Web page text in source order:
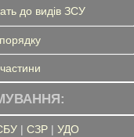
до видів ЗСУ
| СЗР| УДО